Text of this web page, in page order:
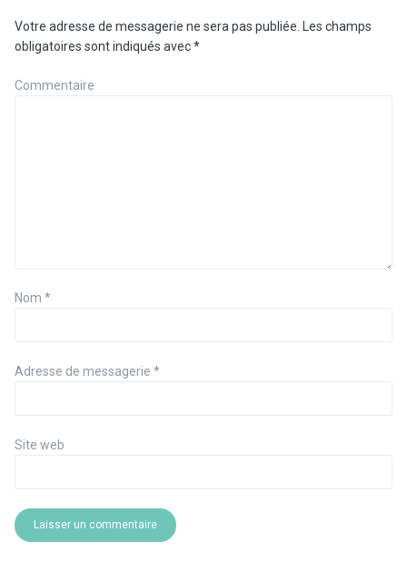
Votre adresse de messagerie ne sera pas publiée.
Les champs
obligatoires sont indiqués avec*
Commentaire
Nom *
Adresse de messagerie *
Site web